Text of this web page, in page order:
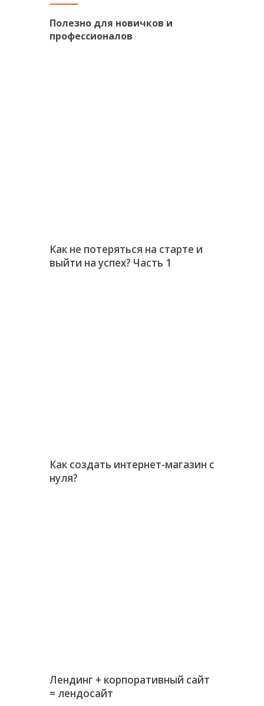
Полезно для новичков и
профессионалов
Как не потеряться на старте и
выйти на успех? Часть 1
Как создать интернет-магазин с
нуля?
Лендинг + корпоративный сайт
= лендосайт